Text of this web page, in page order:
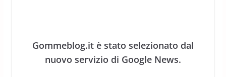
Gommeblog.it è stato selezionato dal
nuovo servizio di Google News.